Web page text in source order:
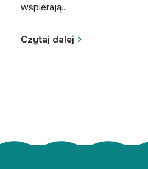
wspierają...
Czytaj dalej